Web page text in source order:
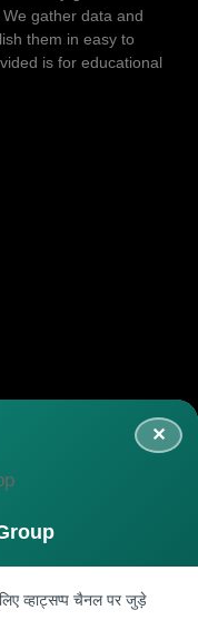
gather data and
them in easy to
is for educational
व्हाट्सप्प चैनल पर जुड़े